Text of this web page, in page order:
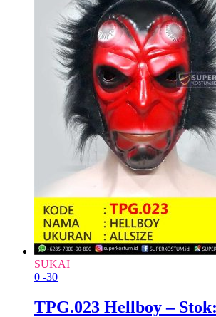
SUKAI
0 -30
TPG.023 Hellboy –